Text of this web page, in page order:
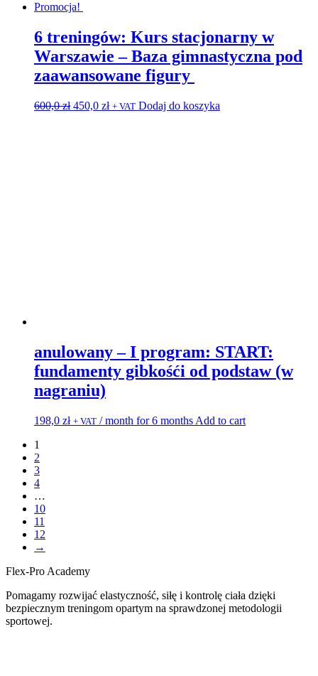
Promocja!
6 treningów: Kurs stacjonarny w
Warszawie – Baza gimnastyczna pod
zaawansowane figury
600,0zł Pierwotna
450,0 złAktualna
+ VAT Dodaj do koszyka
anulowany – I program: START:
fundamenty gibkośći od podstaw (w
nagraniu)
198,0 zł + VAT / month for 6 months Add to cart
1
2
3
4
…
10
11
12
→
Flex-Pro Academy
Pomagamy rozwijać elastyczność, siłę i kontrolę ciała dzięki
bezpiecznym treningom opartym na sprawdzonej metodologii
sportowej.